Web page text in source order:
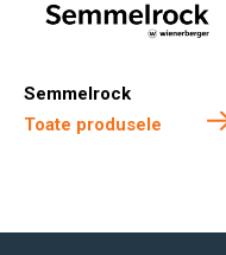
Semmelrock
Toate produsele